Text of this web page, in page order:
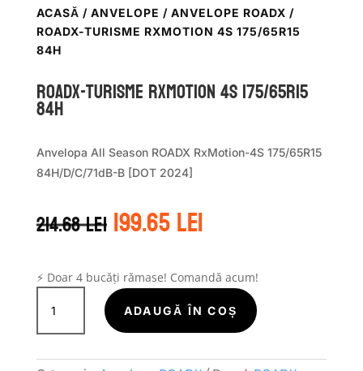
ACASĂ / ANVELOPE / ANVELOPE ROADX /
ROADX-TURISME RXMOTION 4S 175/65R15
84H
ROADX-TURISME RXMOTION 4S 175/65R15
84H
Anvelopa All Season ROADX RxMotion-4S 175/65R15
84H/D/C/71dB-B [DOT 2024]
214.68lei Prețul
inițial
fost:
214.68 lei.
199.65leiPrețul
curent
199.65 lei.
⚡ Doar 4 bucăți rămase! Comandă acum!
Cantitate
ROADX-
TURISME
ADAUGĂ ÎN COȘ